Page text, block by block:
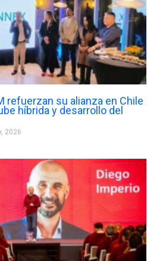
refuerzan su alianza en Chile
híbrida y desarrollo del
2026